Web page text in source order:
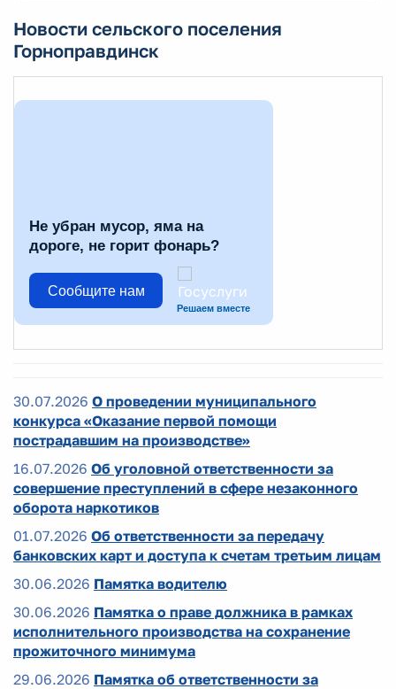
Новости сельского поселения
Горноправдинск
Не убран мусор, яма на
дороге, не горит фонарь?
Сообщите нам
Решаем вместе
30.07.2026 О проведении муниципального
конкурса «Оказание первой помощи
пострадавшим на производстве»
16.07.2026 Об уголовной ответственности за
совершение преступлений в сфере незаконного
оборота наркотиков
01.07.2026 Об ответственности за передачу
банковских карт и доступа к счетам третьим лицам
30.06.2026 Памятка водителю
30.06.2026 Памятка о праве должника в рамках
исполнительного производства на сохранение
прожиточного минимума
29.06.2026 Памятка об ответственности за